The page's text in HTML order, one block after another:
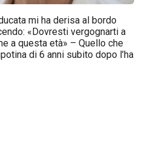
mi ha derisa al bordo
«Dovresti vergognarti a
a questa età» – Quello che
di 6 anni subito dopo l’ha